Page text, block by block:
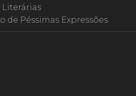
de Péssimas Expressões